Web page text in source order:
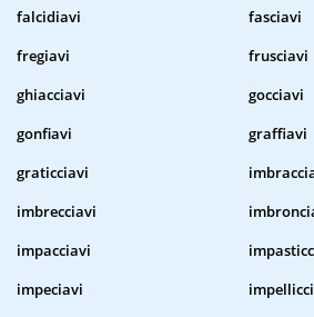
falcidiavi
fasciavi
fregiavi
frusciavi
ghiacciavi
gocciavi
gonfiavi
graffiavi
graticciavi
imbrecciavi
impacciavi
impeciavi